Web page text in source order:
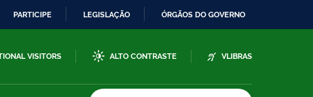
PARTICIPE LEGISLAÇÃO ÓRGÃOS DO GOVERNO
VISITORS ALTO CONTRASTE VLIBRAS